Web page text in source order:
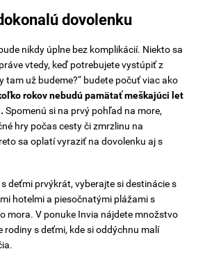
dovolenku
nikdy úplne bez komplikácií. Niekto sa
vtedy, keď potrebujete vystúpiť z
tam už budeme?“ budete počuť viac ako
rokov nebudú pamätať meškajúci let
Spomenú si na prvý pohľad na more,
hry počas cesty či zmrzlinu na
sa oplatí vyraziť na dovolenku aj s
deťmi prvýkrát, vyberajte si destinácie s
hotelmi a piesočnatými plážami s
mora. V ponuke Invia nájdete množstvo
rodiny s deťmi, kde si oddýchnu malí